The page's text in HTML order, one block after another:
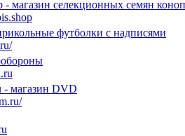
- магазин селекционных семян
футболки с надписями
- магазин DVD